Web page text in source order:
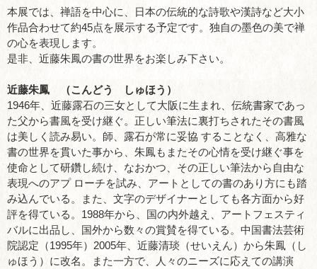
本展では、禅語を中心に、日本の伝統的な詩歌や漢詩など大小
作品合わせて約45点を展示する予定です。独自の墨色の美で禅
の心を表現します。
是非、近藤朱鳳の書の世界をお楽しみ下さい。
近藤朱鳳 （こんどう しゅほう）
1946年、近藤露石の三女として大阪に生まれ、伝統書家であっ
た父から書風を受け継ぐ。正しい筆法に裏打ちされたその書風
は美しく読み易い。師、露石が常に妥協 することなく、高雅な
書の世界を貫いた事から、朱鳳もまたその心情を受け継ぐ事を
使命として研鑽し続け、なおかつ、その正しい筆法から自由な
表現へのアプ ローチを試み、アートとしての書のあり方にも踏
み込んでいる。また、文字のデザイナーとしても各方面から好
評を得ている。1988年から、国の内外越え、アートフェスティ
バルに出品し、国外から数々の賞賛を得ている。中国書法芸術
院認定（1995年）2005年、近藤清琰（せいえん）から朱鳳（し
ゅほう）に改名。また一方で、人々のニーズに応えての講演